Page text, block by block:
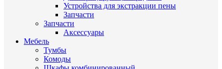
Устройства для экстракции пены
Запчасти
Запчасти
Аксессуары
Мебель
Тумбы
Комоды